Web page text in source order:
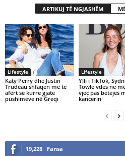
ARTIKUJ TË NGJASHËM
Lifestyle
Katy Perry dhe Justin
Trudeau shfaqen më të
afërt se kurrë gjatë
pushimeve në Greqi
Lifestyle
Ylli i TikTok,
Towle vdes në
vjeç pas betejës
kancerin
19,228 Fansa